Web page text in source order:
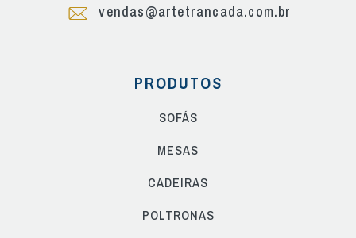
vendas@artetrancada.com.br
PRODUTOS
SOFÁS
MESAS
CADEIRAS
POLTRONAS